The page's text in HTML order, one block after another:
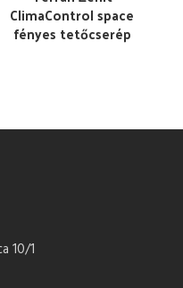
ClimaControl space
fényes tetőcserép
10/1